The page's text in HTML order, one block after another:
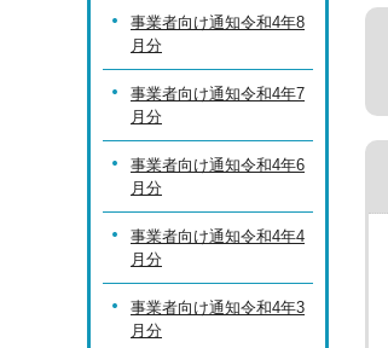
事業者向け通知令和4年8
月分
事業者向け通知令和4年7
月分
事業者向け通知令和4年6
月分
事業者向け通知令和4年4
月分
事業者向け通知令和4年3
月分